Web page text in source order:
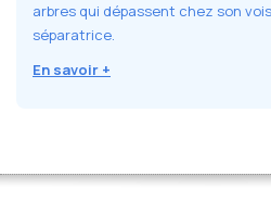
arbres qui dépassent chez son
séparatrice.
En savoir +